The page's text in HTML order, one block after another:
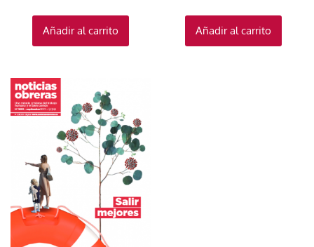
Añadir al carrito Añadir al carrito